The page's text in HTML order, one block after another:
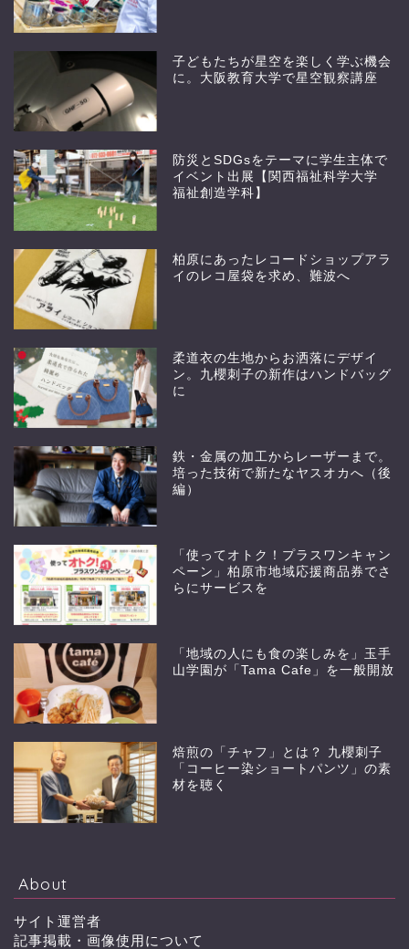
子どもたちが星空を楽しく学ぶ機会
に。大阪教育大学で星空観察講座
防災とSDGsをテーマに学生主体で
イベント出展【関西福祉科学大学
福祉創造学科】
柏原にあったレコードショップアラ
イのレコ屋袋を求め、難波へ
柔道衣の生地からお洒落にデザイ
ン。九櫻刺子の新作はハンドバッグ
に
鉄・金属の加工からレーザーまで。
培った技術で新たなヤスオカへ（後
編）
「使ってオトク！プラスワンキャン
ペーン」柏原市地域応援商品券でさ
らにサービスを
「地域の人にも食の楽しみを」玉手
山学園が「Tama Cafe」を一般開放
焙煎の「チャフ」とは？ 九櫻刺子
「コーヒー染ショートパンツ」の素
材を聴く
About
サイト運営者
記事掲載・画像使用について